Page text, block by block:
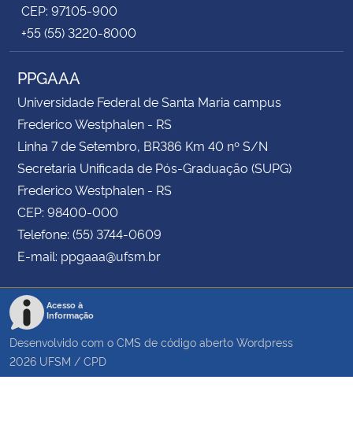
CEP: 97105-900
+55 (55) 3220-8000
PPGAAA
Universidade Federal de Santa Maria campus
Frederico Westphalen - RS
Linha 7 de Setembro, BR386 Km 40 nº S/N
Secretaria Unificada de Pós-Graduação (SUPG)
Frederico Westphalen - RS
CEP: 98400-000
Telefone: (55) 3744-0609
E-mail: ppgaaa@ufsm.br
Acesso à
Informação
Desenvolvido com o CMS de código aberto Wordpress
2026 UFSM / CPD